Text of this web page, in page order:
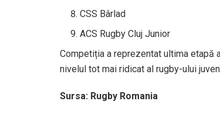
CSS Bârlad
ACS Rugby Cluj Junior
Competiția a reprezentat ultima etapă
nivelul tot mai ridicat al rugby-ului
Sursa: Rugby Romania